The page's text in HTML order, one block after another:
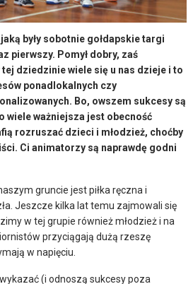
były sobotnie gołdapskie targi
pierwszy. Pomył dobry, zaś
tej dziedzinie wiele się u nas dzieje i to
ponadlokalnych czy
Bo, owszem sukcesy są
wiele ważniejsza jest obecność
rozruszać dzieci i młodzież, choćby
Ci animatorzy są naprawdę godni
gruncie jest piłka ręczna i
Jeszcze kilka lat temu zajmowali się
w tej grupie również młodzież i na
przyciągają dużą rzeszę
w napięciu.
(i odnoszą sukcesy poza